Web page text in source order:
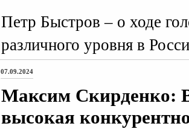
Петр Быстров – о ходе
различного уровня в
07.09.2024
Максим Скирденко:
высокая